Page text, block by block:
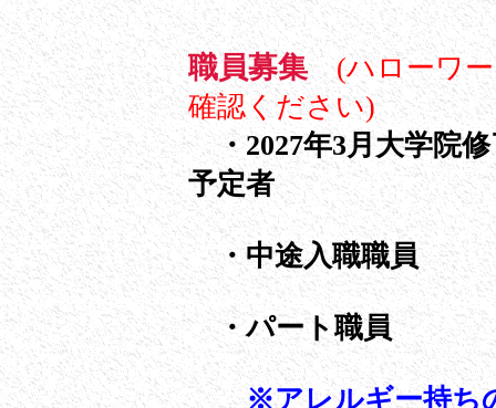
職員募集
(ハローワ
確認ください)
・2027年3月大学院修
予定者
・中途入職職員
・パート職員
※アレルギー持ち